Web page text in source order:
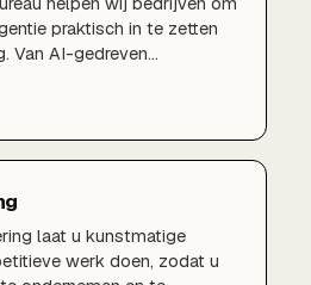
praktisch in te zetten
Van AI-gedreven
wij vertalen de
laat u kunstmatige
werk doen, zodat u